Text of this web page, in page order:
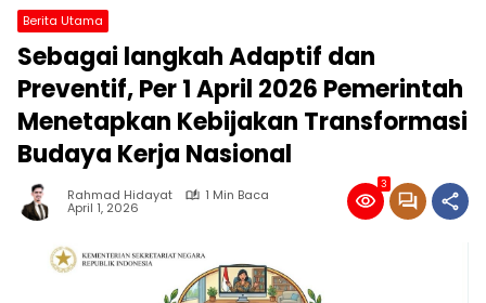
Berita Utama
Sebagai langkah Adaptif dan
Preventif, Per 1 April 2026 Pemerintah
Menetapkan Kebijakan Transformasi
Budaya Kerja Nasional
Rahmad Hidayat 1 Min Baca
April 1, 2026
3